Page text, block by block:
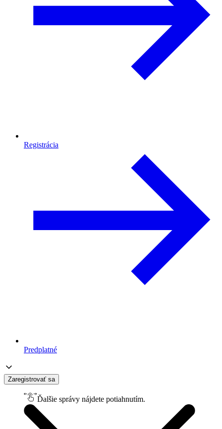
Registrácia
Predplatné
Zaregistrovať sa
Ďalšie správy nájdete potiahnutím.